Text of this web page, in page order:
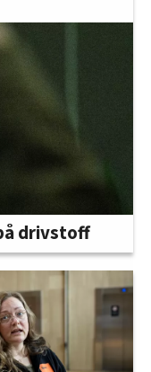
drivstoff